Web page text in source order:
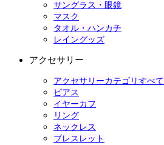
サングラス・眼鏡
マスク
タオル・ハンカチ
レイングッズ
アクセサリー
アクセサリーカテゴリすべて
ピアス
イヤーカフ
リング
ネックレス
ブレスレット